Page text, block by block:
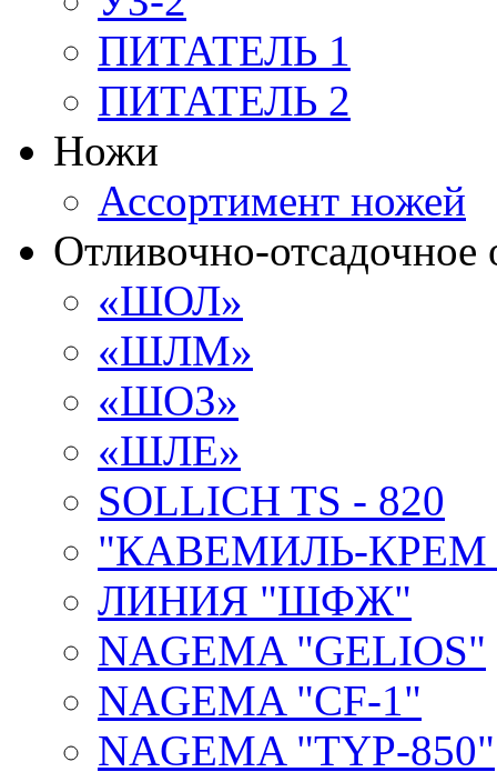
ПИТАТЕЛЬ 1
ПИТАТЕЛЬ 2
Ножи
Ассортимент ножей
Отливочно-отсадочное
«ШОЛ»
«ШЛМ»
«ШОЗ»
«ШЛЕ»
SOLLICH TS - 820
"КАВЕМИЛЬ-КРЕМ
ЛИНИЯ "ШФЖ"
NAGEMA "GELIOS"
NAGEMA "CF-1"
NAGEMA "TYP-850"